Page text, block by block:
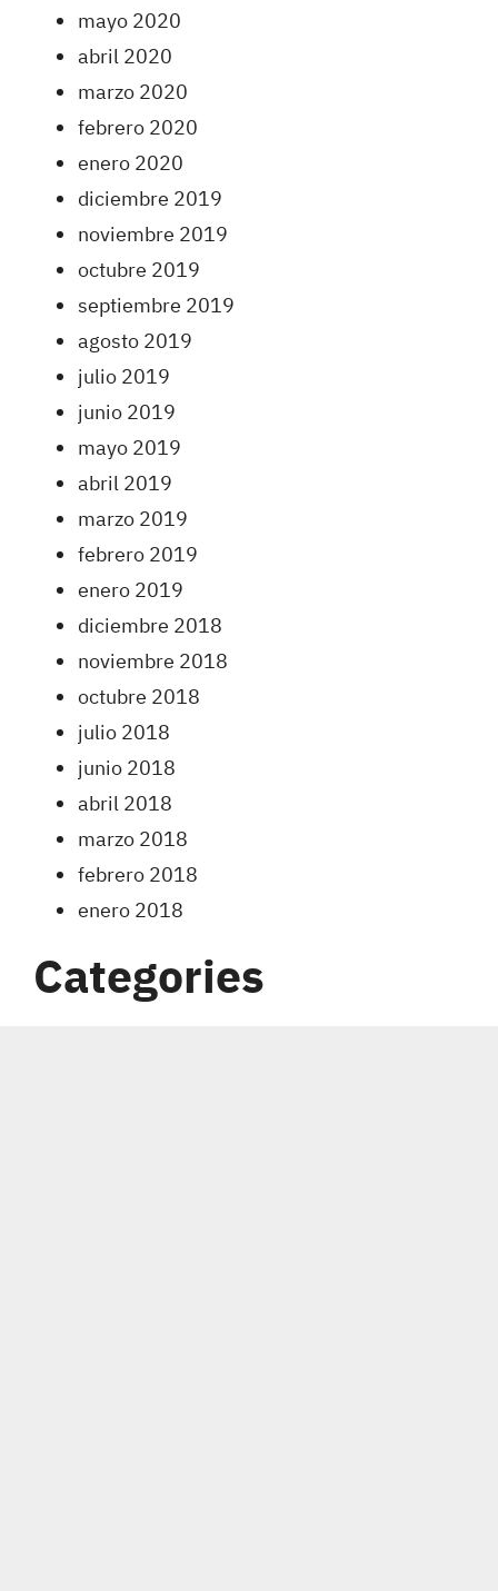
mayo 2020
abril 2020
marzo 2020
febrero 2020
enero 2020
diciembre 2019
noviembre 2019
octubre 2019
septiembre 2019
agosto 2019
julio 2019
junio 2019
mayo 2019
abril 2019
marzo 2019
febrero 2019
enero 2019
diciembre 2018
noviembre 2018
octubre 2018
julio 2018
junio 2018
abril 2018
marzo 2018
febrero 2018
enero 2018
Categories